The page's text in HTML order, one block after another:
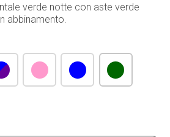
verde notte con aste verde
abbinamento.